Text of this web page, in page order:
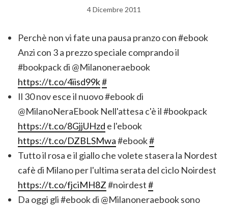
4 Dicembre 2011
Perchè non vi fate una pausa pranzo con #ebook
Anzi con 3 a prezzo speciale comprando il
#bookpack di @Milanoneraebook
https://t.co/4iisd99k#
Il 30 nov esce il nuovo #ebook di
@MilanoNeraEbook Nell'attesa c'è il #bookpack
https://t.co/8GjjUHzd e l'ebook
https://t.co/DZBLSMwa#ebook#
Tutto il rosa e il giallo che volete stasera la Nordest
cafè di Milano per l'ultima serata del ciclo Noirdest
https://t.co/fjciMH8Z#noirdest#
Da oggi gli #ebook di @Milanoneraebook sono